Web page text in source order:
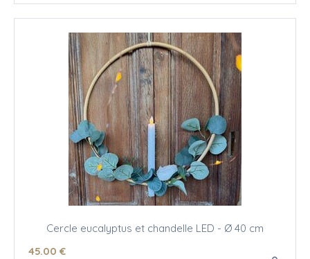
Cercle eucalyptus et chandelle LED - Ø 40 cm
45.00 €